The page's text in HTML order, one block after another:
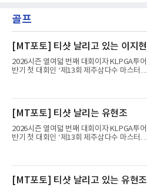
골프
[MT포토] 티샷 날리고 있는 이지현
2026시즌 열여덟 번째 대회이자 KLPGA투
반기 첫 대회인 ‘제13회 제주삼다수 마스터
트(파72/6,767야드)에서 열리고 있다.9일 현
최종라운드 경기가 펼쳐지고 있다.이지현이 1
홀에서 경기하고 있다.
[MT포토] 티샷 날리는 유현조
2026시즌 열여덟 번째 대회이자 KLPGA투
반기 첫 대회인 ‘제13회 제주삼다수 마스터
트(파72/6,767야드)에서 열리고 있다.9일 현
최종라운드 경기가 펼쳐지고 있다.유현조가 1
홀에서 경기하고 있다.
[MT포토] 티샷 날리고 있는 유현조